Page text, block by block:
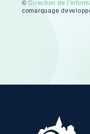
© Direction de
comarquage